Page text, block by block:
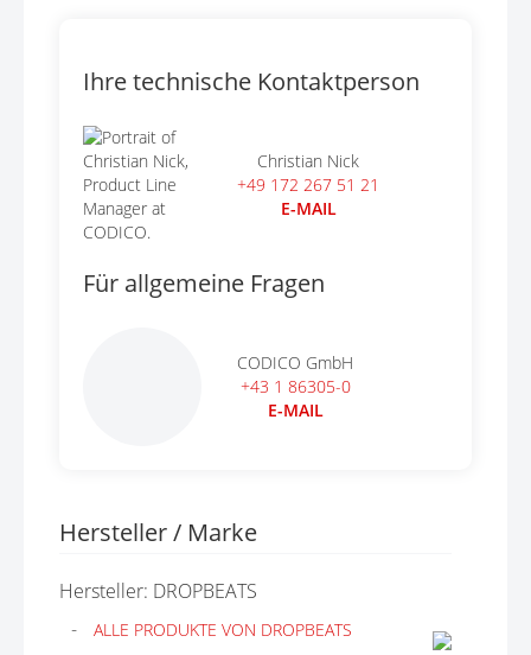
Ihre technische Kontaktperson
Christian Nick
+49 172 267 51 21
E-MAIL
Für allgemeine Fragen
CODICO GmbH
+43 1 86305-0
E-MAIL
Hersteller / Marke
Hersteller: DROPBEATS
ALLE PRODUKTE VON DROPBEATS